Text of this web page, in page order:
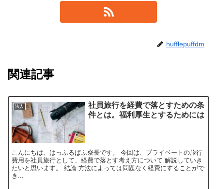
hufflepuffdm
関連記事
法人
社員旅行を経費で落とすための条
件とは。福利厚生とするためには
こんにちは、はっふるぱふ寮長です。 今回は、プライベートの旅行
費用を社員旅行として、経費で落とす考え方について 解説していき
たいと思います。 結論 方法によっては問題なく経費にすることがで
き...